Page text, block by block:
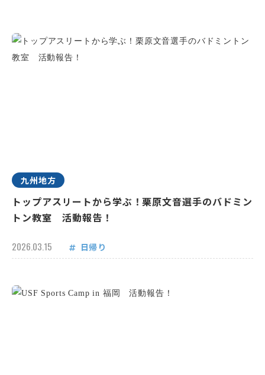
九州地方
トップアスリートから学ぶ！栗原文音選手のバドミン
トン教室 活動報告！
2026.03.15 日帰り